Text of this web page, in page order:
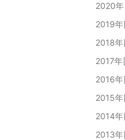
2020年
2019年
2018年
2017年
2016年
2015年
2014年
2013年